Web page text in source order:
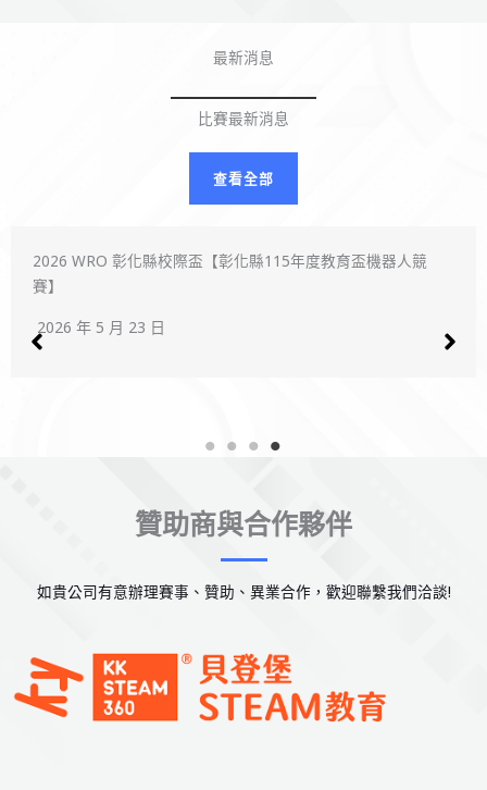
最新消息
比賽最新消息
查看全部
2026 WRO 彰化縣校際盃【彰化縣115年度教育盃機器人競
賽】
2026 年 5 月 23 日
贊助商與合作夥伴
如貴公司有意辦理賽事、贊助、異業合作，歡迎聯繫我們洽談!